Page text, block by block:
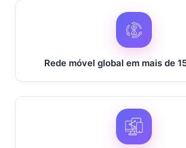
Equador
Rede móvel global em mais de